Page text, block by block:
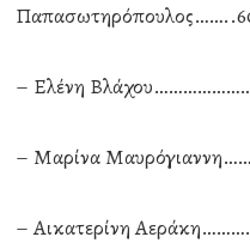
– Ελένη
– Μαρίνα
– Αικατερίνη